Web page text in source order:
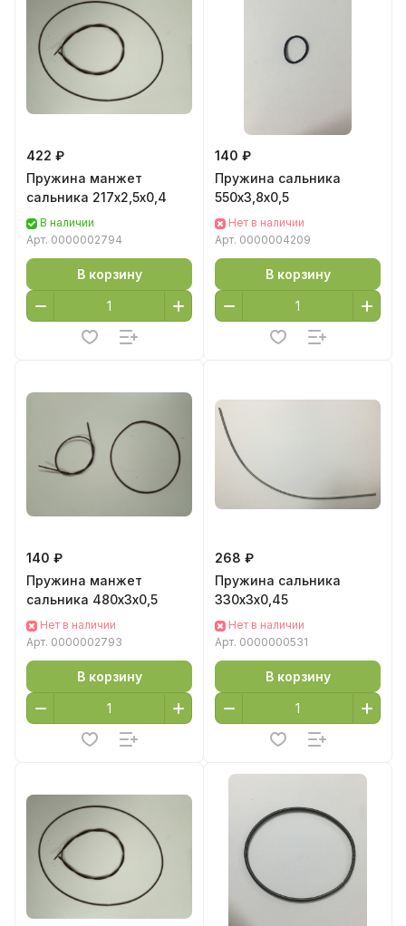
422 ₽
Пружина манжет
сальника 217х2,5х0,4
В наличии
Арт. 0000002794
В корзину
140 ₽
Пружина сальника
550х3,8х0,5
Нет в наличии
Арт. 0000004209
В корзину
140 ₽
Пружина манжет
сальника 480х3х0,5
Нет в наличии
Арт. 0000002793
В корзину
268 ₽
Пружина сальника
330х3х0,45
Нет в наличии
Арт. 0000000531
В корзину